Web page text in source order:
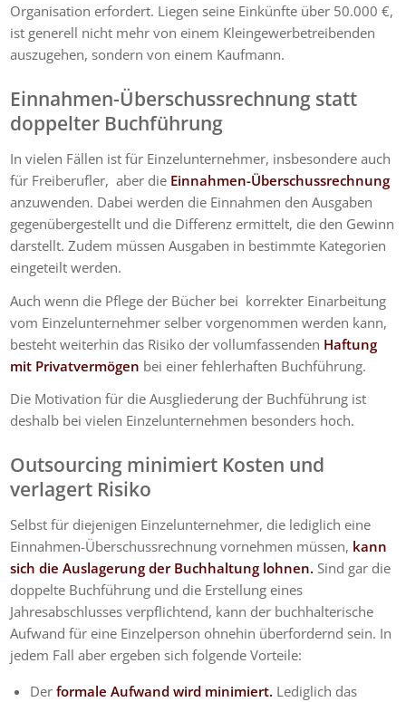
Organisation erfordert. Liegen seine Einkünfte über 50.000 €,
ist generell nicht mehr von einem Kleingewerbetreibenden
auszugehen, sondern von einem Kaufmann.
Einnahmen-Überschussrechnung statt
doppelter Buchführung
In vielen Fällen ist für Einzelunternehmer, insbesondere auch
für Freiberufler, aber die Einnahmen-Überschussrechnung
anzuwenden. Dabei werden die Einnahmen den Ausgaben
gegenübergestellt und die Differenz ermittelt, die den Gewinn
darstellt. Zudem müssen Ausgaben in bestimmte Kategorien
eingeteilt werden.
Auch wenn die Pflege der Bücher bei korrekter Einarbeitung
vom Einzelunternehmer selber vorgenommen werden kann,
besteht weiterhin das Risiko der vollumfassenden Haftung
mit Privatvermögen bei einer fehlerhaften Buchführung.
Die Motivation für die Ausgliederung der Buchführung ist
deshalb bei vielen Einzelunternehmen besonders hoch.
Outsourcing minimiert Kosten und
verlagert Risiko
Selbst für diejenigen Einzelunternehmer, die lediglich eine
Einnahmen-Überschussrechnung vornehmen müssen, kann
sich die Auslagerung der Buchhaltung lohnen. Sind gar die
doppelte Buchführung und die Erstellung eines
Jahresabschlusses verpflichtend, kann der buchhalterische
Aufwand für eine Einzelperson ohnehin überfordernd sein. In
jedem Fall aber ergeben sich folgende Vorteile:
Derformale Aufwand wird minimiert. Lediglich das